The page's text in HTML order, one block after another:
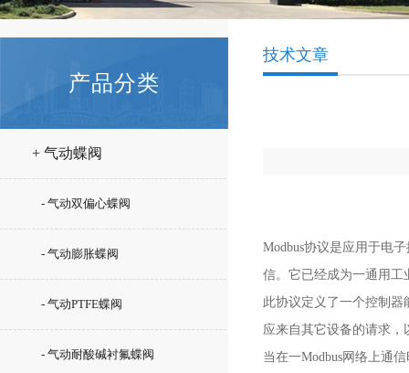
产品分类
+ 气动蝶阀
- 气动双偏心蝶阀
- 气动膨胀蝶阀
- 气动PTFE蝶阀
- 气动耐酸碱衬氟蝶阀
技术文章
Modbus协议是应用于电
信。它已经成为一通用
此协议定义了一个控制
应来自其它设备的请求
当在一Modbus网络上通